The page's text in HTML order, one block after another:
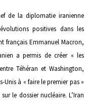
de la diplomatie iranienne
positives dans les
français Emmanuel Macron,
a permis de créer « les
Téhéran et Washington,
à « faire le premier pas »
le dossier nucléaire. L’Iran